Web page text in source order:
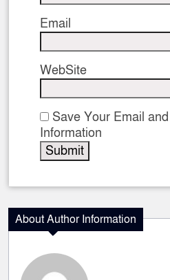
Email
WebSite
Save Your Email
Information
About Author Information